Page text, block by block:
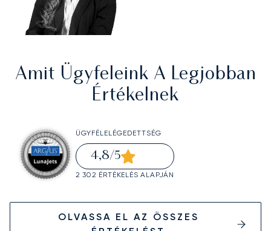
Amit Ügyfeleink A Legjobban
Értékelnek
ÜGYFÉLELÉGEDETTSÉG
4,8/5
2 302 ÉRTÉKELÉS ALAPJÁN
OLVASSA EL AZ ÖSSZES